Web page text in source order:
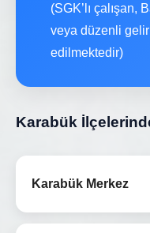
(SGK’lı çalışan,
veya düzenli
edilmektedir)
Karabük
Karabük Merkez